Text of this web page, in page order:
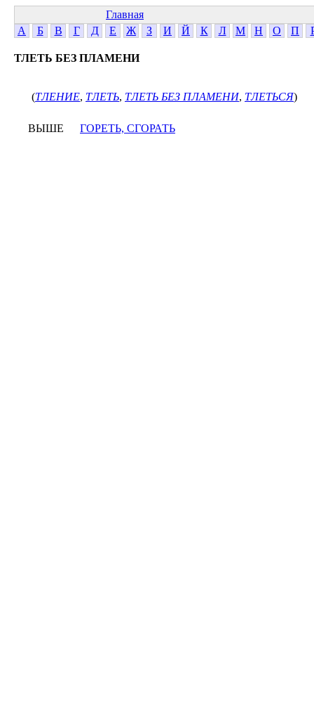
Главная
А
Б В Г Д Е Ж З И Й К Л М Н О П
ТЛЕТЬ БЕЗ ПЛАМЕНИ
(ТЛЕНИЕ, ТЛЕТЬ, ТЛЕТЬ БЕЗ ПЛАМЕНИ, ТЛЕТЬСЯ)
ВЫШЕ ГОРЕТЬ, СГОРАТЬ